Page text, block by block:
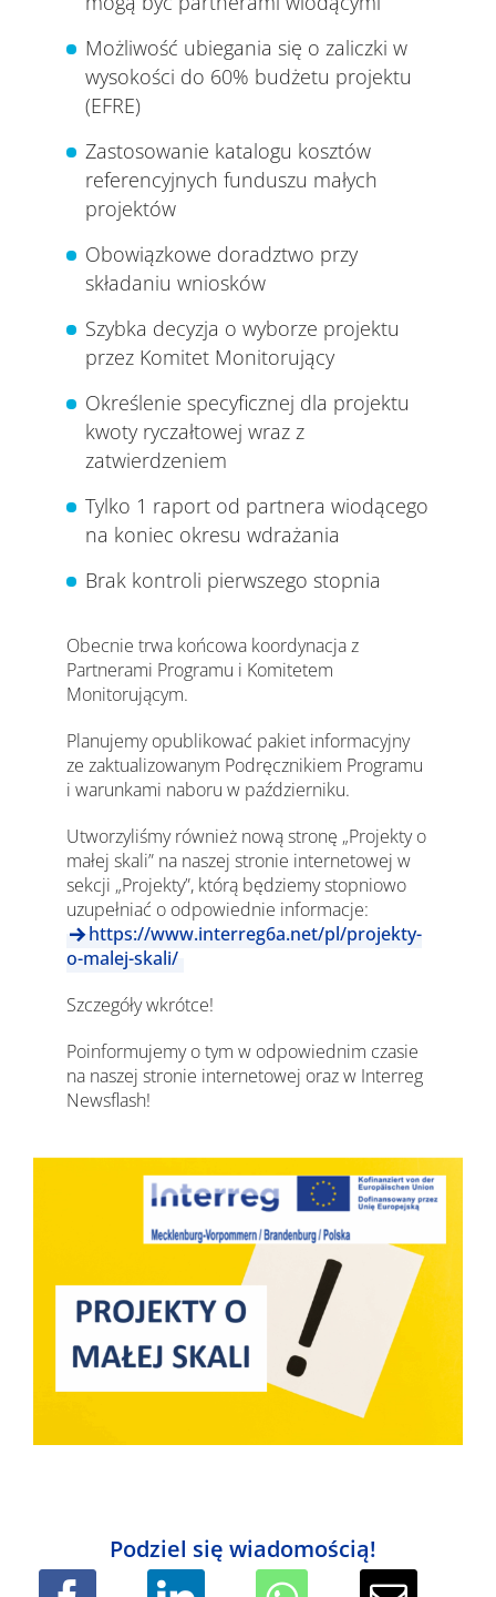
Możliwość ubiegania się o zaliczki w
wysokości do 60% budżetu projektu
(EFRE)
Zastosowanie katalogu kosztów
referencyjnych funduszu małych
projektów
Obowiązkowe doradztwo przy
składaniu wniosków
Szybka decyzja o wyborze projektu
przez Komitet Monitorujący
Określenie specyficznej dla projektu
kwoty ryczałtowej wraz z
zatwierdzeniem
Tylko 1 raport od partnera wiodącego
na koniec okresu wdrażania
Brak kontroli pierwszego stopnia
Obecnie trwa końcowa koordynacja z
Partnerami Programu i Komitetem
Monitorującym.
Planujemy opublikować pakiet informacyjny
ze zaktualizowanym Podręcznikiem Programu
i warunkami naboru w październiku.
Utworzyliśmy również nową stronę „Projekty o
małej skali” na naszej stronie internetowej w
sekcji „Projekty”, którą będziemy stopniowo
uzupełniać o odpowiednie informacje:
https://www.interreg6a.net/pl/projekty-
o-malej-skali/
Szczegóły wkrótce!
Poinformujemy o tym w odpowiednim czasie
na naszej stronie internetowej oraz w Interreg
Newsflash!
Podziel się wiadomością!